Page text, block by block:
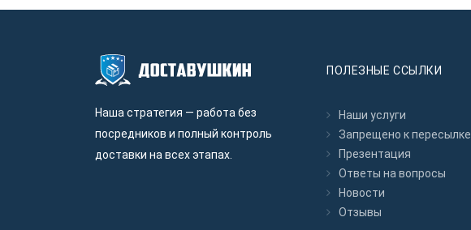
Наша стратегия — работа без
посредников и полный контроль
доставки на всех этапах.
ПОЛЕЗНЫЕ ССЫЛКИ
Наши услуги
Запрещено к пересылкe
Презентация
Ответы на вопросы
Новости
Отзывы